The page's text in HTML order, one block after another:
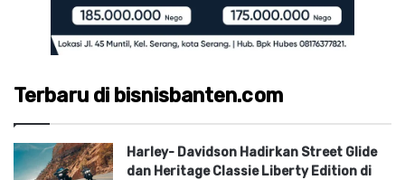
Terbaru di bisnisbanten.com
Harley- Davidson Hadirkan Street Glide
dan Heritage Classie Liberty Edition di